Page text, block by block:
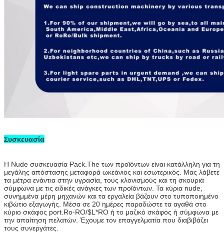
Συσκευασία
Η Nude συσκευασία Pack.The των προϊόντων είναι κατάλληλη για τη
μεγάλης απόστασης μεταφορά ωκεάνιος και εσωτερικός. Μας λάβετε
τα μέτρα ενάντια στην υγρασία, τους κλονισμούς και τη σκουριά
σύμφωνα με τις ειδικές ανάγκες των προϊόντων. Τα κύρια nude,
συνημμένα μέρη μηχανών και τα εργαλεία βάζουν στο τυποποιημένο
κιβώτιο εξαγωγής. Μέσα σε 20 ημέρες παραδώστε τα αγαθά στο
κύριο σκάφος port.Ro-RO/$L*RO ή το μαζικό σκάφος ή σύμφωνα με
την απαίτηση πελατών. Έχουμε τον επαγγελματία που διαβιβάζει
τους συνεργάτες.